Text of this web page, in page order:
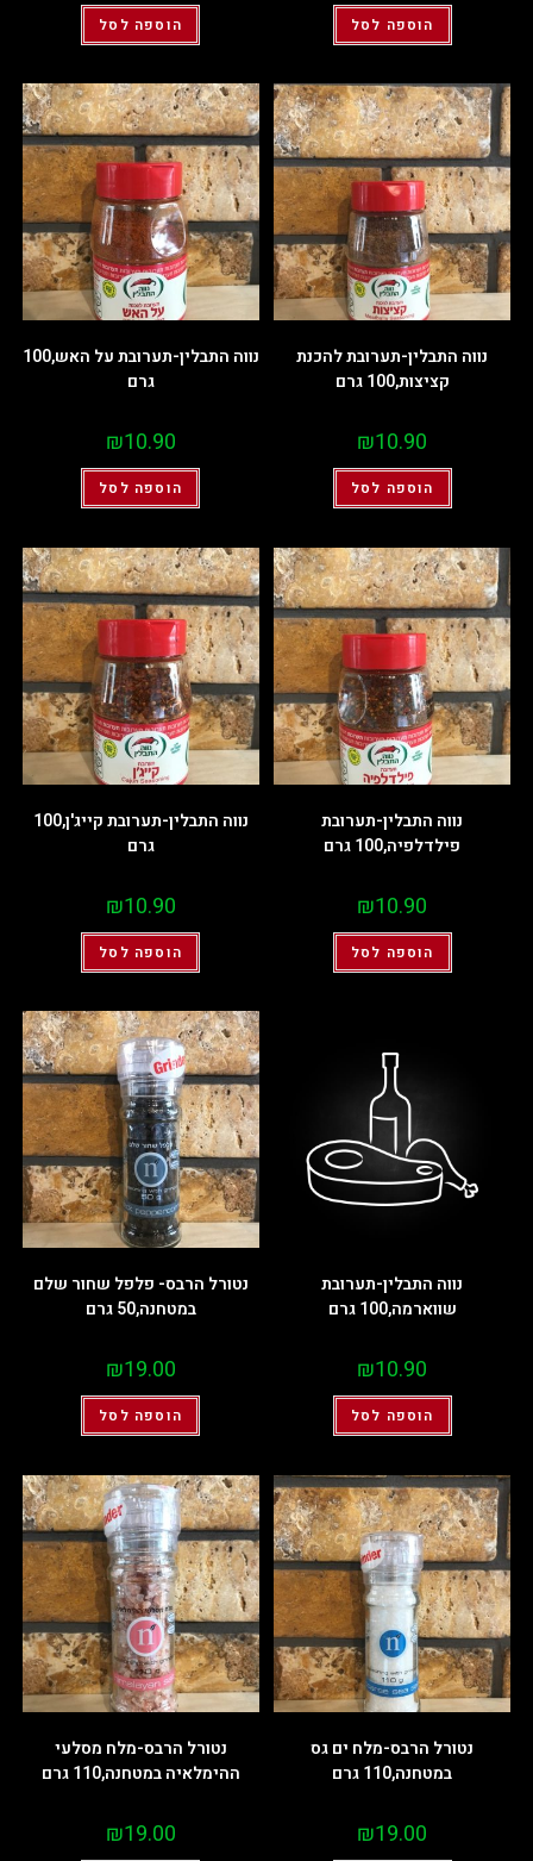
הוספה לסל הוספה לסל
נווה התבלין-תערובת להכנת
קציצות,100 גרם
₪10.90
הוספה לסל
נווה התבלין-תערובת על האש,100
גרם
₪10.90
הוספה לסל
נווה התבלין-תערובת
פילדלפיה,100 גרם
₪10.90
הוספה לסל
נווה התבלין-תערובת קייג'ן,100
גרם
₪10.90
הוספה לסל
נווה התבלין-תערובת
שווארמה,100 גרם
₪10.90
הוספה לסל
נטורל הרבס- פלפל שחור שלם
במטחנה,50 גרם
₪19.00
הוספה לסל
נטורל הרבס-מלח ים גס
במטחנה,110 גרם
₪19.00
נטורל הרבס-מלח מסלעי
ההימלאיה במטחנה,110 גרם
₪19.00